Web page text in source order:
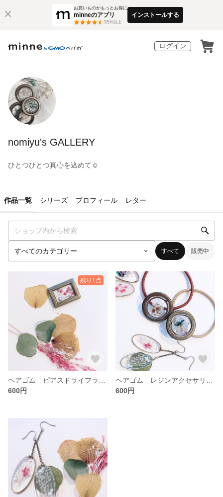
お買いものがもっとお得に
minneのアプリ
3万件以上
インストールする
ログイン
nomiyu's GALLERY
ひとつひとつ真心を込めて☺︎
作品一覧 シリーズ プロフィール レター
すべて 販売中
残り1点
600円
600円